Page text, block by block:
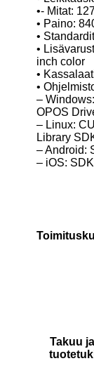
•- Mitat:
• Paino:
•
•
inch color
•
•
–
OPOS
– Linux:
Library
– Android:
– iOS:
Takuu ja